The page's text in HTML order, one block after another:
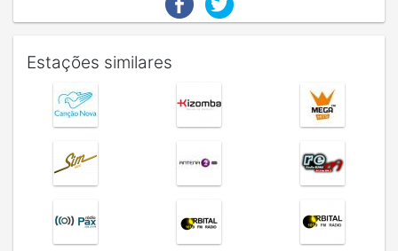
zona, entrevistas e, claro, a melhor música de
Estações similares